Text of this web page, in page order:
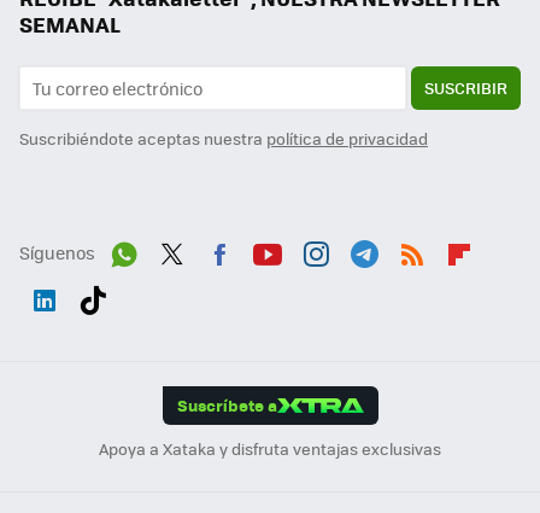
SEMANAL
SUSCRIBIR
Suscribiéndote aceptas nuestra política de privacidad
Síguenos
Suscríbete a
Apoya a Xataka y disfruta ventajas exclusivas